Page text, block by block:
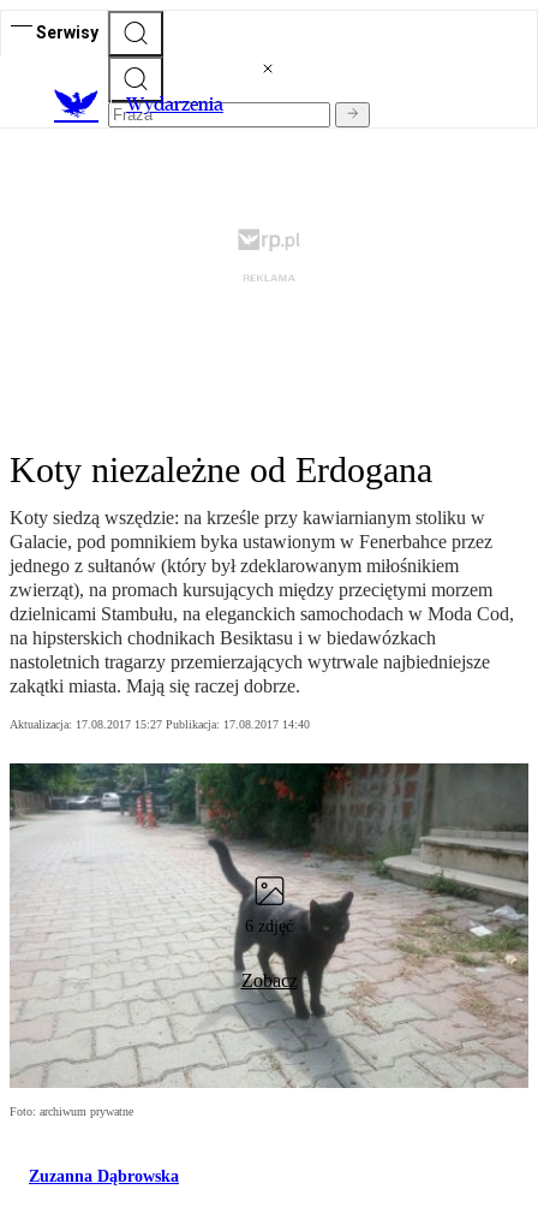
Serwisy
Wydarzenia
Koty niezależne od Erdogana
Koty siedzą wszędzie: na krześle przy kawiarnianym stoliku w
Galacie, pod pomnikiem byka ustawionym w Fenerbahce przez
jednego z sułtanów (który był zdeklarowanym miłośnikiem
zwierząt), na promach kursujących między przeciętymi morzem
dzielnicami Stambułu, na eleganckich samochodach w Moda Cod,
na hipsterskich chodnikach Besiktasu i w biedawózkach
nastoletnich tragarzy przemierzających wytrwale najbiedniejsze
zakątki miasta. Mają się raczej dobrze.
Aktualizacja: 17.08.2017 15:27 Publikacja: 17.08.2017 14:40
6 zdjęć
Zobacz
Foto: archiwum prywatne
Zuzanna Dąbrowska